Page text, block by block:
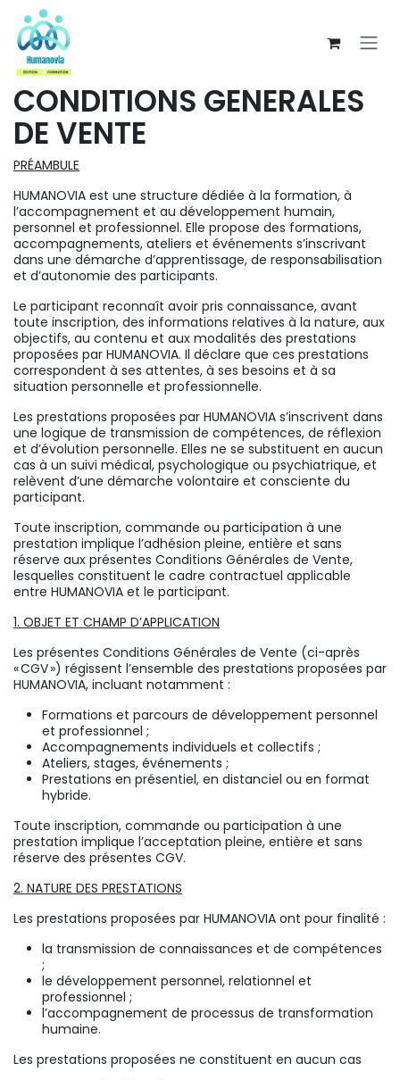
Se rendre au contenu
CONDITIONS GENERALES
DE VENTE
PRÉAMBULE
HUMANOVIA est une structure dédiée à la formation, à
l’accompagnement et au développement humain,
personnel et professionnel. Elle propose des formations,
accompagnements, ateliers et événements s’inscrivant
dans une démarche d’apprentissage, de responsabilisation
et d’autonomie des participants.
Le participant reconnaît avoir pris connaissance, avant
toute inscription, des informations relatives à la nature, aux
objectifs, au contenu et aux modalités des prestations
proposées par HUMANOVIA. Il déclare que ces prestations
correspondent à ses attentes, à ses besoins et à sa
situation personnelle et professionnelle.
Les prestations proposées par HUMANOVIA s’inscrivent dans
une logique de transmission de compétences, de réflexion
et d’évolution personnelle. Elles ne se substituent en aucun
cas à un suivi médical, psychologique ou psychiatrique, et
relèvent d’une démarche volontaire et consciente du
participant.
Toute inscription, commande ou participation à une
prestation implique l’adhésion pleine, entière et sans
réserve aux présentes Conditions Générales de Vente,
lesquelles constituent le cadre contractuel applicable
entre HUMANOVIA et le participant.
1. OBJET ET CHAMP D’APPLICATION
Les présentes Conditions Générales de Vente (ci-après
« CGV ») régissent l’ensemble des prestations proposées par
HUMANOVIA, incluant notamment :
Formations et parcours de développement personnel
et professionnel ;
Accompagnements individuels et collectifs ;
Ateliers, stages, événements ;
Prestations en présentiel, en distanciel ou en format
hybride.
Toute inscription, commande ou participation à une
prestation implique l’acceptation pleine, entière et sans
réserve des présentes CGV.
2. NATURE DES PRESTATIONS
Les prestations proposées par HUMANOVIA ont pour finalité :
la transmission de connaissances et de compétences
;
le développement personnel, relationnel et
professionnel ;
l’accompagnement de processus de transformation
humaine.
Les prestations proposées ne constituent en aucun cas